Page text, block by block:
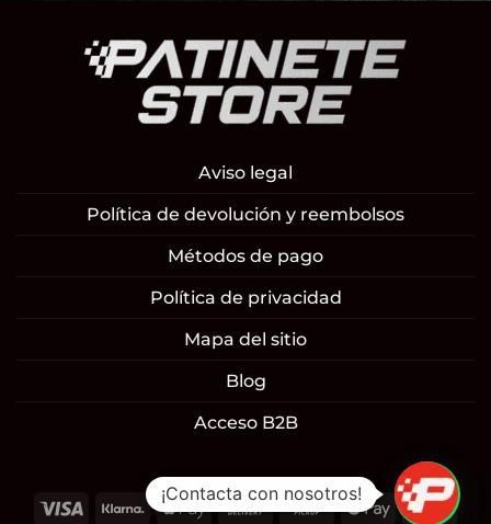
Aviso legal
Política de devolución y reembolsos
Métodos de pago
Política de privacidad
Mapa del sitio
Blog
Acceso B2B
Visa Klarna
Apple
Cash
Cash
Google
¡Contacta con nosotros!